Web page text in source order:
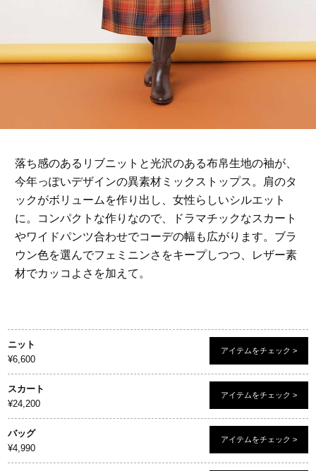
落ち感のあるリブニットと光沢のある布帛生地の袖が、
今年っぽいデザインの異素材ミックストップス。肩のタ
ックがボリュームを作り出し、女性らしいシルエット
に。コンパクトな作りなので、ドラマチックなスカート
やワイドパンツ合わせでコーデの幅も広がります。ブラ
ウン色を選んでフェミニンさをキープしつつ、レザー素
材でカッコよさを加えて。
ニット
¥6,600
アイテムをチェック >
スカート
¥24,200
アイテムをチェック >
バッグ
¥4,990
アイテムをチェック >